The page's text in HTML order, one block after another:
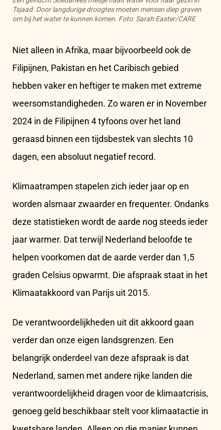
Tsjaad. Door langdurige droogtes moeten mensen diep graven
om bij het water te kunnen komen. Foto: Sarah Easter/CARE
Niet alleen in Afrika, maar bijvoorbeeld ook de
Filipijnen, Pakistan en het Caribisch gebied
hebben vaker en heftiger te maken met extreme
weersomstandigheden. Zo waren er in November
2024 in de Filipijnen 4 tyfoons over het land
geraasd binnen een tijdsbestek van slechts 10
dagen, een absoluut negatief record.
Klimaatrampen stapelen zich ieder jaar op en
worden alsmaar zwaarder en frequenter. Ondanks
deze statistieken wordt de aarde nog steeds ieder
jaar warmer. Dat terwijl Nederland beloofde te
helpen voorkomen dat de aarde verder dan 1,5
graden Celsius opwarmt. Die afspraak staat in het
Klimaatakkoord van Parijs uit 2015.
De verantwoordelijkheden uit dit akkoord gaan
verder dan onze eigen landsgrenzen. Een
belangrijk onderdeel van deze afspraak is dat
Nederland, samen met andere rijke landen die
verantwoordelijkheid dragen voor de klimaatcrisis,
genoeg geld beschikbaar stelt voor klimaatactie in